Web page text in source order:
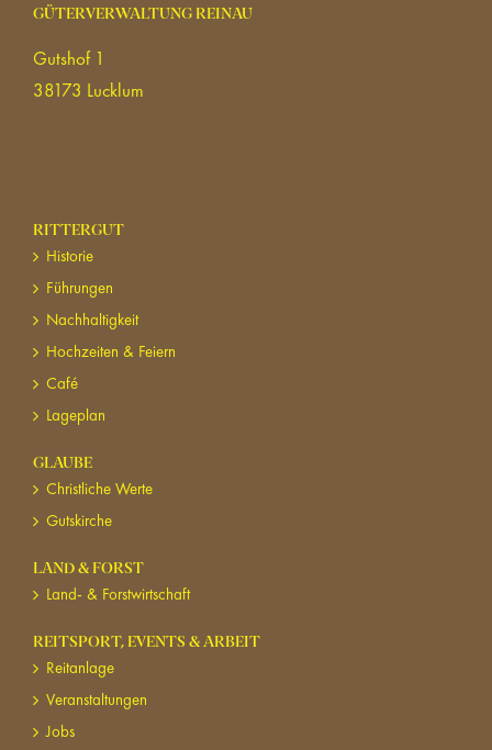
GÜTERVERWALTUNG REINAU
Gutshof 1
38173 Lucklum
RITTERGUT
Historie
Führungen
Nachhaltigkeit
Hochzeiten & Feiern
Café
Lageplan
GLAUBE
Christliche Werte
Gutskirche
LAND & FORST
Land- & Forstwirtschaft
REITSPORT, EVENTS & ARBEIT
Reitanlage
Veranstaltungen
Jobs